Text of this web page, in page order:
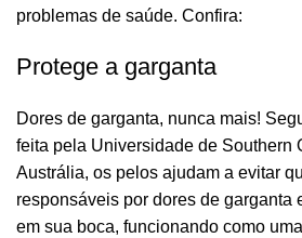
problemas de saúde. Confira:
Protege a garganta
Dores de garganta, nunca mais!
feita pela Universidade de Southern
Austrália, os pelos ajudam a evitar
responsáveis por dores de garganta
em sua boca, funcionando como
R$314,60R$267,41
R$ R$